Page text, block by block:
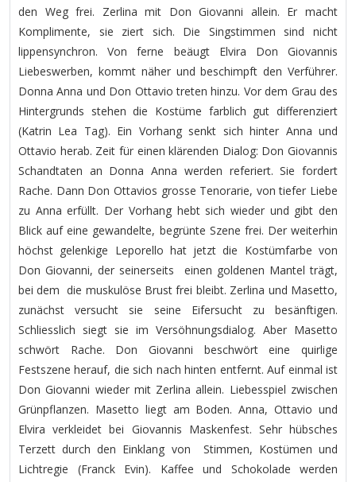
den Weg frei. Zerlina mit Don Giovanni allein. Er macht
Komplimente, sie ziert sich. Die Singstimmen sind nicht
lippensynchron. Von ferne beäugt Elvira Don Giovannis
Liebeswerben, kommt näher und beschimpft den Verführer.
Donna Anna und Don Ottavio treten hinzu. Vor dem Grau des
Hintergrunds stehen die Kostüme farblich gut differenziert
(Katrin Lea Tag). Ein Vorhang senkt sich hinter Anna und
Ottavio herab. Zeit für einen klärenden Dialog: Don Giovannis
Schandtaten an Donna Anna werden referiert. Sie fordert
Rache. Dann Don Ottavios grosse Tenorarie, von tiefer Liebe
zu Anna erfüllt. Der Vorhang hebt sich wieder und gibt den
Blick auf eine gewandelte, begrünte Szene frei. Der weiterhin
höchst gelenkige Leporello hat jetzt die Kostümfarbe von
Don Giovanni, der seinerseits einen goldenen Mantel trägt,
bei dem die muskulöse Brust frei bleibt. Zerlina und Masetto,
zunächst versucht sie seine Eifersucht zu besänftigen.
Schliesslich siegt sie im Versöhnungsdialog. Aber Masetto
schwört Rache. Don Giovanni beschwört eine quirlige
Festszene herauf, die sich nach hinten entfernt. Auf einmal ist
Don Giovanni wieder mit Zerlina allein. Liebesspiel zwischen
Grünpflanzen. Masetto liegt am Boden. Anna, Ottavio und
Elvira verkleidet bei Giovannis Maskenfest. Sehr hübsches
Terzett durch den Einklang von Stimmen, Kostümen und
Lichtregie (Franck Evin). Kaffee und Schokolade werden